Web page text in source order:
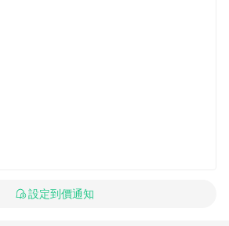
設定到價通知